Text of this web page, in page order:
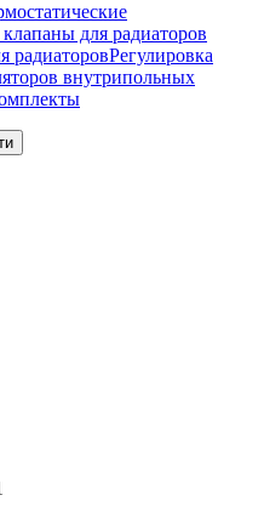
для радиаторов
радиаторовРегулировка
внутрипольных